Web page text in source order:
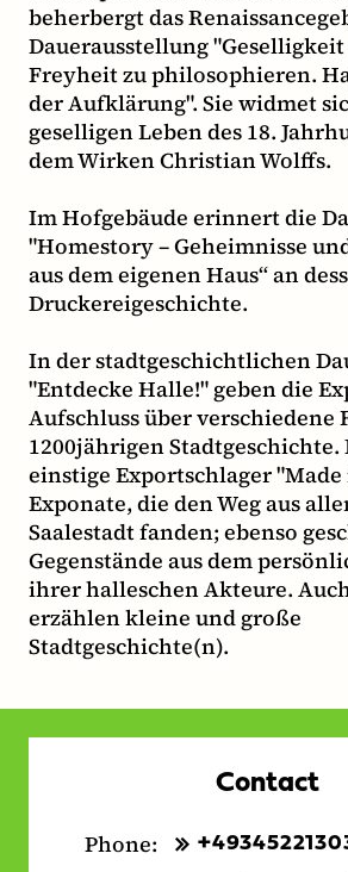
beherbergt das
Dauerausstellung
Freyheit zu philosophieren.
der Aufklärung". Sie widmet
geselligen Leben des 18.
dem Wirken Christian Wolffs.
Im Hofgebäude erinnert die
"Homestory – Geheimnisse
aus dem eigenen Haus“ an
Druckereigeschichte.
In der stadtgeschichtlichen
"Entdecke Halle!" geben die
Aufschluss über verschiedene
1200jährigen
einstige Exportschlager
Exponate, die den Weg aus
Saalestadt fanden; ebenso
Gegenstände aus dem
ihrer halleschen Akteure.
erzählen kleine und große
Stadtgeschichte(n).
Contact
Phone: